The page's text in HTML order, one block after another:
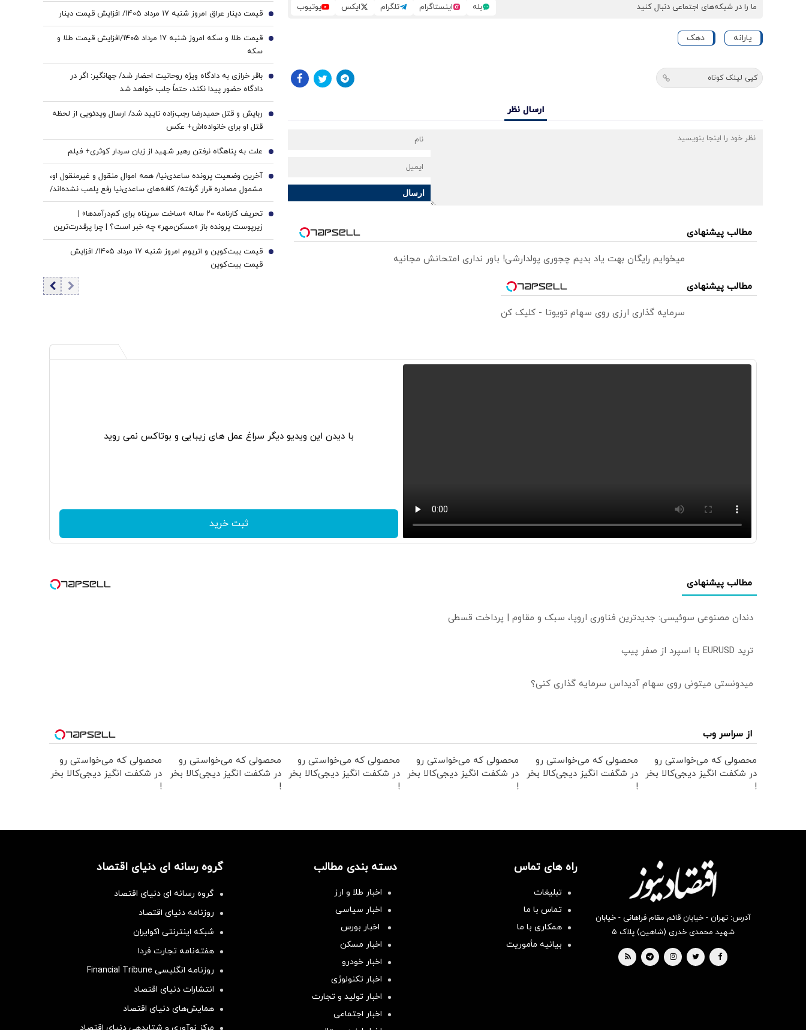
ما را در شبکه‌های اجتماعی دنبال کنید بله اینستاگرام تلگرام ایکس یوتیوب
یارانه دهک
کپی لینک کوتاه
ارسال نظر
ارسال
مطالب پیشنهادی
میخوایم رایگان بهت یاد بدیم چجوری پولدارشی! باور نداری امتحانش مجانیه
مطالب پیشنهادی
سرمایه گذاری ارزی روی سهام تویوتا - کلیک کن
قیمت دینار عراق امروز شنبه ۱۷ مرداد 1405/ افزایش قیمت دینار 3
قیمت طلا و سکه امروز شنبه ۱۷ مرداد ۱۴۰۵/افزایش قیمت طلا و
سکه
4
باقر خرازی به دادگاه ویژه روحانیت احضار شد/ جهانگیر: اگر در
دادگاه حضور پیدا نکند، حتماً جلب خواهد شد
5
ربایش و قتل حمیدرضا رجب‌زاده تایید شد/ ارسال ویدئویی از لحظه
قتل او برای خانواده‌اش+ عکس
6
علت به پناهگاه نرفتن رهبر شهید از زبان سردار کوثری+ فیلم 7
آخرین وضعیت پرونده ساعدی‌نیا/ همه اموال منقول و غیرمنقول او،
مشمول مصادره قرار گرفته/ کافه‌های ساعدی‌نیا رفع پلمب نشده‌اند/
او تا زمان اعلام نتیجه فرجام‌خواهی از کافه‌داری محروم است
8
تحریف کارنامه ۲۰ ساله «ساخت سرپناه برای کم‌درآمدها» |
زیرپوست پرونده باز «مسکن‌مهر» چه خبر است؟ | چرا پرقدرت‌ترین
تسهیلات‌بانکی در دهه ۹۰ «مسکن‌مهر» را گارانتی نکرد؟
9
قیمت بیت‌کوین و اتریوم امروز شنبه ۱۷ مرداد ۱۴۰۵/ افزایش
قیمت بیت‌کوین
10
با دیدن این ویدیو دیگر سراغ عمل های زیبایی و بوتاکس نمی روید
ثبت خرید
مطالب پیشنهادی
دندان مصنوعی سوئیسی: جدیدترین فناوری اروپا، سبک و مقاوم | پرداخت قسطی
ترید EURUSD با اسپرد از صفر پیپ
میدونستی میتونی روی سهام آدیداس سرمایه گذاری کنی؟
از سراسر وب
محصولی که می‌خواستی رو
در شکفت انگیز دیجی‌کالا بخر
!
محصولی که می‌خواستی رو
در شگفت انگیز دیجی‌کالا بخر
!
محصولی که می‌خواستی رو
در شکفت انگیز دیجی‌کالا بخر
!
محصولی که می‌خواستی رو
در شکفت انگیز دیجی‌کالا بخر
!
محصولی که می‌خواستی رو
در شکفت انگیز دیجی‌کالا بخر
!
محصولی که می‌خواستی رو
در شکفت انگیز دیجی‌کالا بخر
!
آدرس: تهران - خیابان قائم مقام فراهانی - خیابان
شهید محمدی خدری (شاهین) پلاک ۵
راه های تماس
تبلیغات
تماس با ما
همکاری با ما
بیانیه مأموریت
دسته بندی مطالب
اخبار طلا و ارز
اخبار سیاسی
اخبار بورس
اخبار مسکن
اخبار خودرو
اخبار تکنولوژی
اخبار تولید و تجارت
اخبار اجتماعی
گروه رسانه ای دنیای اقتصاد
گروه رسانه ای دنیای اقتصاد
روزنامه دنیای اقتصاد
شبکه اینترنتی اکوایران
هفته‌نامه تجارت فردا
روزنامه انگلیسی Financial Tribune
انتشارات دنیای اقتصاد
همایش‌های دنیای اقتصاد